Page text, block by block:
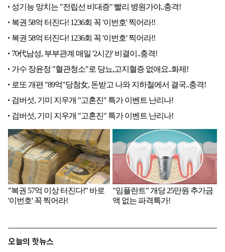
오늘의 핫뉴스